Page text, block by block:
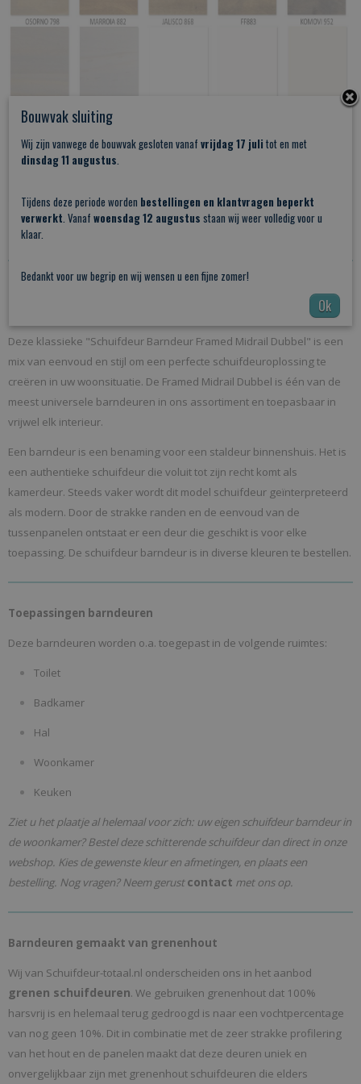
Schuifdeur Barndeur Framed Midrail Dubbel: de perfecte
Deze klassieke "Schuifdeur Barndeur Framed Midrail Dubbel" is een
mix van eenvoud en stijl om een perfecte schuifdeuroplossing te
creëren in uw woonsituatie. De Framed Midrail Dubbel is één van de
meest universele barndeuren in ons assortiment en toepasbaar in
vrijwel elk interieur.
Een barndeur is een benaming voor een staldeur binnenshuis. Het is
een authentieke schuifdeur die voluit tot zijn recht komt als
kamerdeur. Steeds vaker wordt dit model schuifdeur geïnterpreteerd
als modern. Door de strakke randen en de eenvoud van de
tussenpanelen ontstaat er een deur die geschikt is voor elke
toepassing. De schuifdeur barndeur is in diverse kleuren te bestellen.
Toepassingen barndeuren
Deze barndeuren worden o.a. toegepast in de volgende ruimtes:
Toilet
Badkamer
Hal
Woonkamer
Keuken
Ziet u het plaatje al helemaal voor zich: uw eigen schuifdeur barndeur in
de woonkamer? Bestel deze schitterende schuifdeur dan direct in onze
webshop. Kies de gewenste kleur en afmetingen, en plaats een
bestelling. Nog vragen? Neem gerustcontact met ons op.
Barndeuren gemaakt van grenenhout
Wij van Schuifdeur-totaal.nl onderscheiden ons in het aanbod
grenen schuifdeuren. We gebruiken grenenhout dat 100%
harsvrij is en helemaal terug gedroogd is naar een vochtpercentage
van nog geen 10%. Dit in combinatie met de zeer strakke profilering
van het hout en de panelen maakt dat deze deuren uniek en
onvergelijkbaar zijn met grenenhout schuifdeuren die elders
Bouwvak sluiting
Wij zijn vanwege de bouwvak gesloten vanaf vrijdag 17 juli tot en met
dinsdag 11 augustus.
Tijdens deze periode worden bestellingen en klantvragen beperkt
verwerkt. Vanaf woensdag 12 augustus staan wij weer volledig voor u
klaar.
Bedankt voor uw begrip en wij wensen u een fijne zomer!
Ok